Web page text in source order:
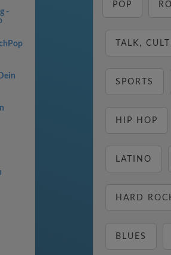
-
POP
TALK,
SPORTS
HIP HOP
LATINO
HARD
BLUES